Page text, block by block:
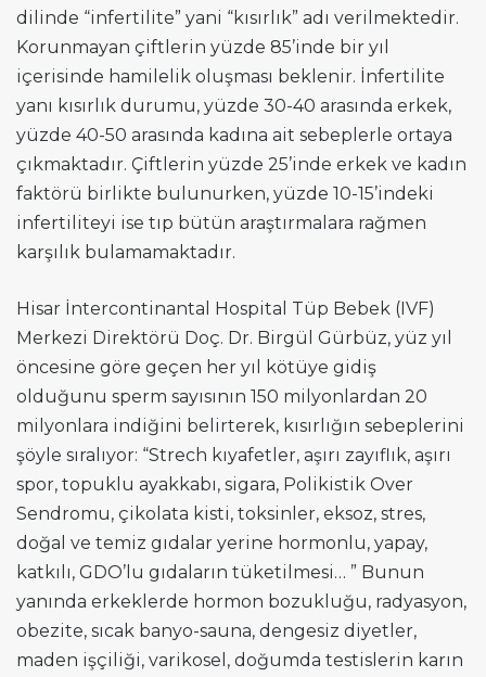
dilinde “infertilite” yani “kısırlık” adı verilmektedir.
Korunmayan çiftlerin yüzde 85’inde bir yıl
içerisinde hamilelik oluşması beklenir. İnfertilite
yanı kısırlık durumu, yüzde 30-40 arasında erkek,
yüzde 40-50 arasında kadına ait sebeplerle ortaya
çıkmaktadır. Çiftlerin yüzde 25’inde erkek ve kadın
faktörü birlikte bulunurken, yüzde 10-15’indeki
infertiliteyi ise tıp bütün araştırmalara rağmen
karşılık bulamamaktadır.
Hisar İntercontinantal Hospital Tüp Bebek (IVF)
Merkezi Direktörü Doç. Dr. Birgül Gürbüz, yüz yıl
öncesine göre geçen her yıl kötüye gidiş
olduğunu sperm sayısının 150 milyonlardan 20
milyonlara indiğini belirterek, kısırlığın sebeplerini
şöyle sıralıyor: “Strech kıyafetler, aşırı zayıflık, aşırı
spor, topuklu ayakkabı, sigara, Polikistik Over
Sendromu, çikolata kisti, toksinler, eksoz, stres,
doğal ve temiz gıdalar yerine hormonlu, yapay,
katkılı, GDO’lu gıdaların tüketilmesi… ” Bunun
yanında erkeklerde hormon bozukluğu, radyasyon,
obezite, sıcak banyo-sauna, dengesiz diyetler,
maden işçiliği, varikosel, doğumda testislerin karın